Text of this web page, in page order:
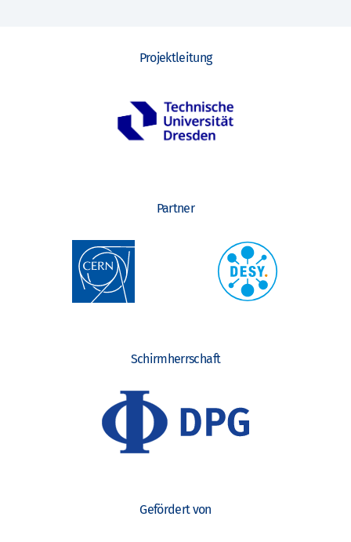
Projektleitung
Partner
Schirmherrschaft
Gefördert von